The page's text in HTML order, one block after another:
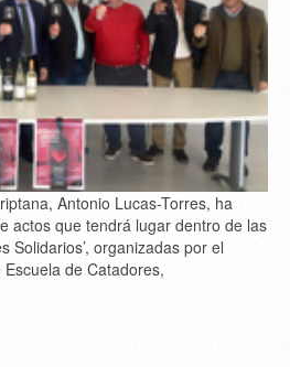
Antonio Lucas-Torres, ha
actos que tendrá lugar dentro de las
Solidarios’, organizadas por el
de Catadores,